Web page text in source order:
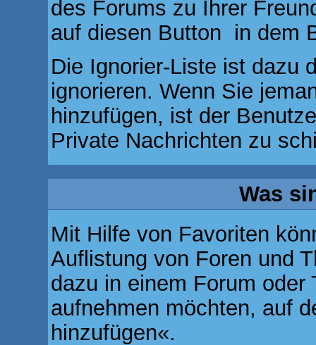
des Forums zu Ihrer
auf diesen Button
in dem
Die Ignorier-Liste ist dazu
ignorieren. Wenn Sie
hinzufügen, ist der
Private Nachrichten zu
Was
Mit Hilfe von Favoriten
Auflistung von Foren und
dazu in einem Forum
aufnehmen möchten, auf
hinzufügen«.